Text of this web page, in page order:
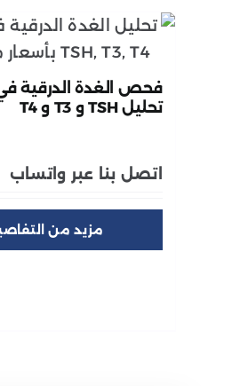
فحص الغدة الدرقية في
تحليل TSH و T3 و T4
اتصل بنا عبر واتساب